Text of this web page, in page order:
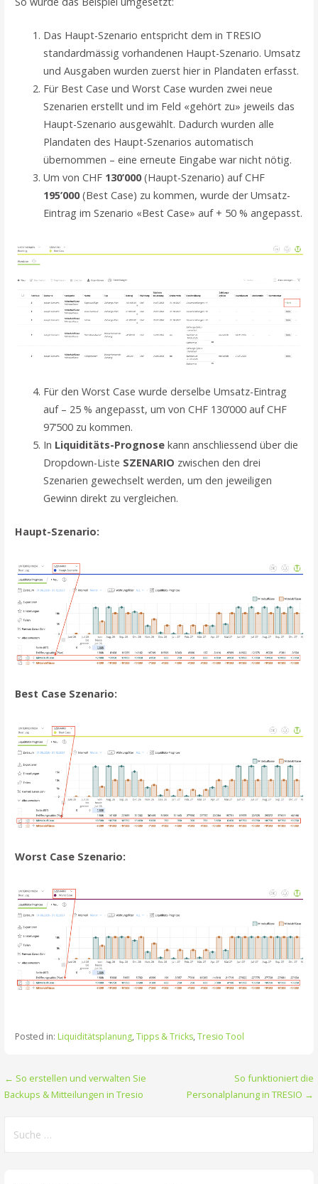
Das Haupt-Szenario entspricht dem in TRESIO
standardmässig vorhandenen Haupt-Szenario. Umsatz
und Ausgaben wurden zuerst hier in Plandaten erfasst.
Für Best Case und Worst Case wurden zwei neue
Szenarien erstellt und im Feld «gehört zu» jeweils das
Haupt-Szenario ausgewählt. Dadurch wurden alle
Plandaten des Haupt-Szenarios automatisch
übernommen – eine erneute Eingabe war nicht nötig.
Um von CHF130’000(Haupt-Szenario) auf CHF
195’000(Best Case) zu kommen, wurde der Umsatz-
Eintrag im Szenario «Best Case» auf + 50 % angepasst.
Für den Worst Case wurde derselbe Umsatz-Eintrag
auf – 25 % angepasst, um von CHF 130’000 auf CHF
97’500 zu kommen.
In Liquiditäts-Prognosekann anschliessend über die
Dropdown-Liste SZENARIO zwischen den drei
Szenarien gewechselt werden, um den jeweiligen
Gewinn direkt zu vergleichen.
Haupt-Szenario:
Best Case Szenario:
Worst Case Szenario:
Posted in: Liquiditätsplanung, Tipps & Tricks, Tresio Tool
Beitrags-
Navigation
← So erstellen und verwalten Sie
Backups & Mitteilungen in Tresio
So funktioniert die
Personalplanung in TRESIO →
nach: